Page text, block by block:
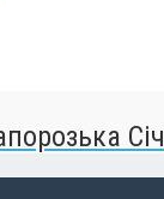
Січ